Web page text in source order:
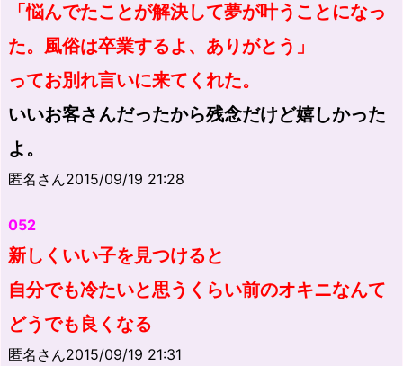
「悩んでたことが解決して夢が叶うことになっ
た。風俗は卒業するよ、ありがとう」
ってお別れ言いに来てくれた。
いいお客さんだったから残念だけど嬉しかった
よ。
匿名さん2015/09/19 21:28
052
新しくいい子を見つけると
自分でも冷たいと思うくらい前のオキニなんて
どうでも良くなる
匿名さん2015/09/19 21:31